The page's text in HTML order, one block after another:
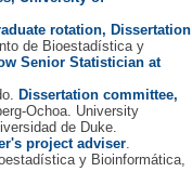
rotation, Dissertation
de Bioestadística y
Senior Statistician at
Dissertation committee,
Ochoa. University
de Duke.
project adviser
y Bioinformática,